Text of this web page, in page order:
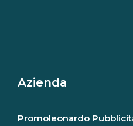
Azienda
Promoleonardo